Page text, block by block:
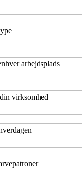
arbejdsplads
virksomhed